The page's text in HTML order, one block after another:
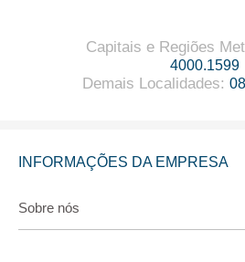
Capitais e Regiões
4000.1599
Demais Localidades:
INFORMAÇÕES DA EMPRESA
Sobre nós